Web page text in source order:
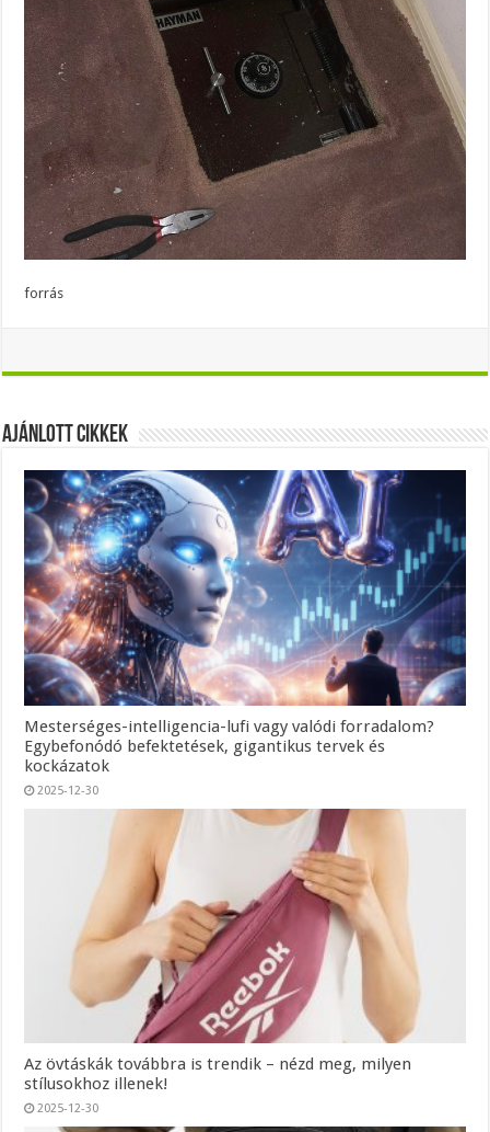
forrás
Ajánlott Cikkek
Mesterséges-intelligencia-lufi vagy valódi forradalom?
Egybefonódó befektetések, gigantikus tervek és
kockázatok
2025-12-30
Az övtáskák továbbra is trendik – nézd meg, milyen
stílusokhoz illenek!
2025-12-30